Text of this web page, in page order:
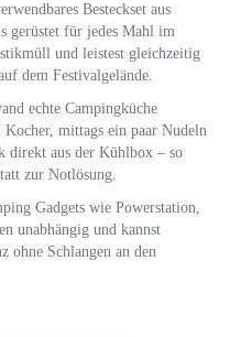
Besteckset aus
gerüstet für jedes Mahl im
und leistest gleichzeitig
dem Festivalgelände.
echte Campingküche
mittags ein paar Nudeln
direkt aus der Kühlbox – so
zur Notlösung.
Gadgets wie Powerstation,
unabhängig und kannst
ohne Schlangen an den